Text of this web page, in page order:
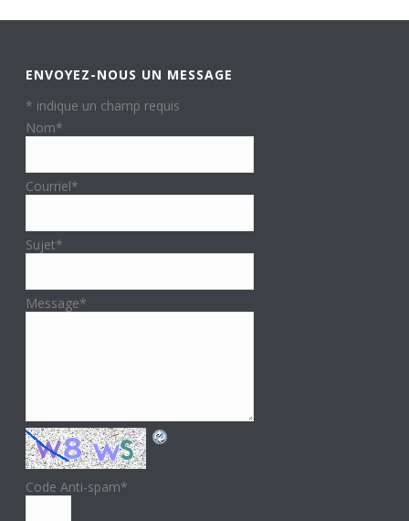
ENVOYEZ-NOUS UN MESSAGE
* indique un champ requis
Nom*
Courriel*
Sujet*
Message*
Code Anti-spam*